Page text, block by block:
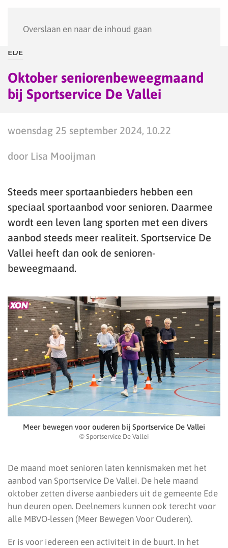
Overslaan en naar de inhoud gaan
EDE
Oktober seniorenbeweegmaand
bij Sportservice De Vallei
woensdag 25 september 2024, 10.22
door Lisa Mooijman
Steeds meer sportaanbieders hebben een
speciaal sportaanbod voor senioren. Daarmee
wordt een leven lang sporten met een divers
aanbod steeds meer realiteit. Sportservice De
Vallei heeft dan ook de senioren-
beweegmaand.
Meer bewegen voor ouderen bij Sportservice De Vallei
© Sportservice De Vallei
De maand moet senioren laten kennismaken met het
aanbod van Sportservice De Vallei. De hele maand
oktober zetten diverse aanbieders uit de gemeente Ede
hun deuren open. Deelnemers kunnen ook terecht voor
alle MBVO-lessen (Meer Bewegen Voor Ouderen).
Er is voor iedereen een activiteit in de buurt. In het